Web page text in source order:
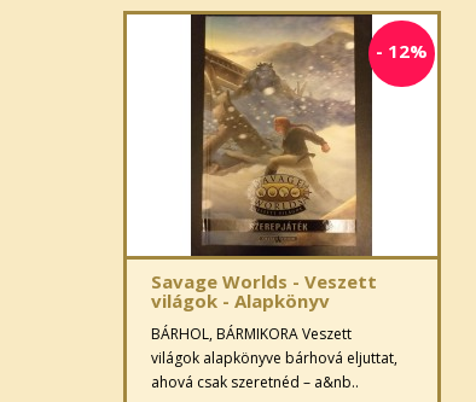
- 12%
Savage Worlds - Veszett
világok - Alapkönyv
BÁRHOL, BÁRMIKORA Veszett
világok alapkönyve bárhová eljuttat,
ahová csak szeretnéd – a&nb..